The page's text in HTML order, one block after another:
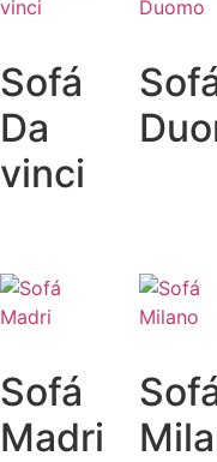
Sofá
Da
vinci
Sofá
Madri